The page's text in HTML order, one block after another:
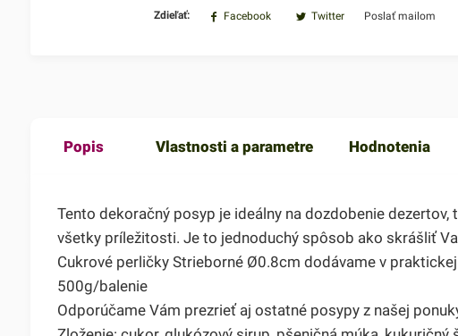
Zdieľať: Facebook Twitter Poslať mailom
Popis Vlastnosti a parametre Hodnotenia
Tento dekoračný posyp je ideálny na dozdobenie
všetky príležitosti. Je to jednoduchý spôsob ako skrášliť
Cukrové perličky Strieborné Ø0.8cm dodávame v
500g/balenie
Odporúčame Vám prezrieť aj ostatné posypy z našej